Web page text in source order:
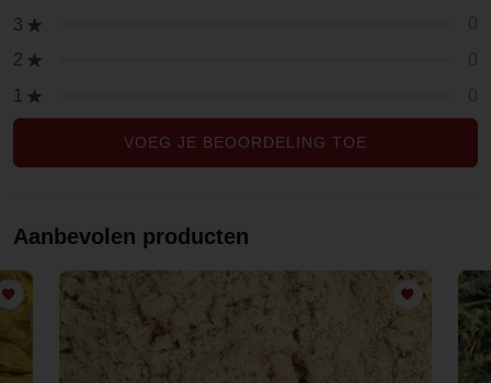
3
2
1
VOEG JE BEOORDELING TOE
Aanbevolen producten